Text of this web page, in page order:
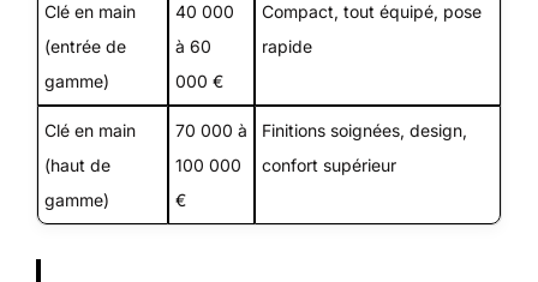
Clé en main
(entrée de
gamme)
40 000
à 60
000 €
Compact, tout équipé, pose
rapide
Clé en main
(haut de
gamme)
70 000 à
100 000
€
Finitions soignées, design,
confort supérieur